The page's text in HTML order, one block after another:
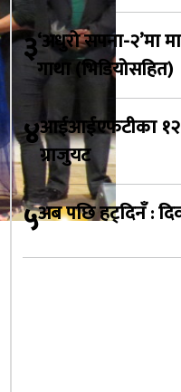
३‘अधुरो सपना-२’मा
गाथा (भिडियोसहित)
४आईआईएफटीका १२८
ग्राजुयट
५अब पछि हट्दिनँ :